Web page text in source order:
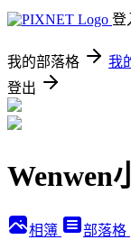
登
我的部落格 我
登出
Wenwen
相簿 部落格